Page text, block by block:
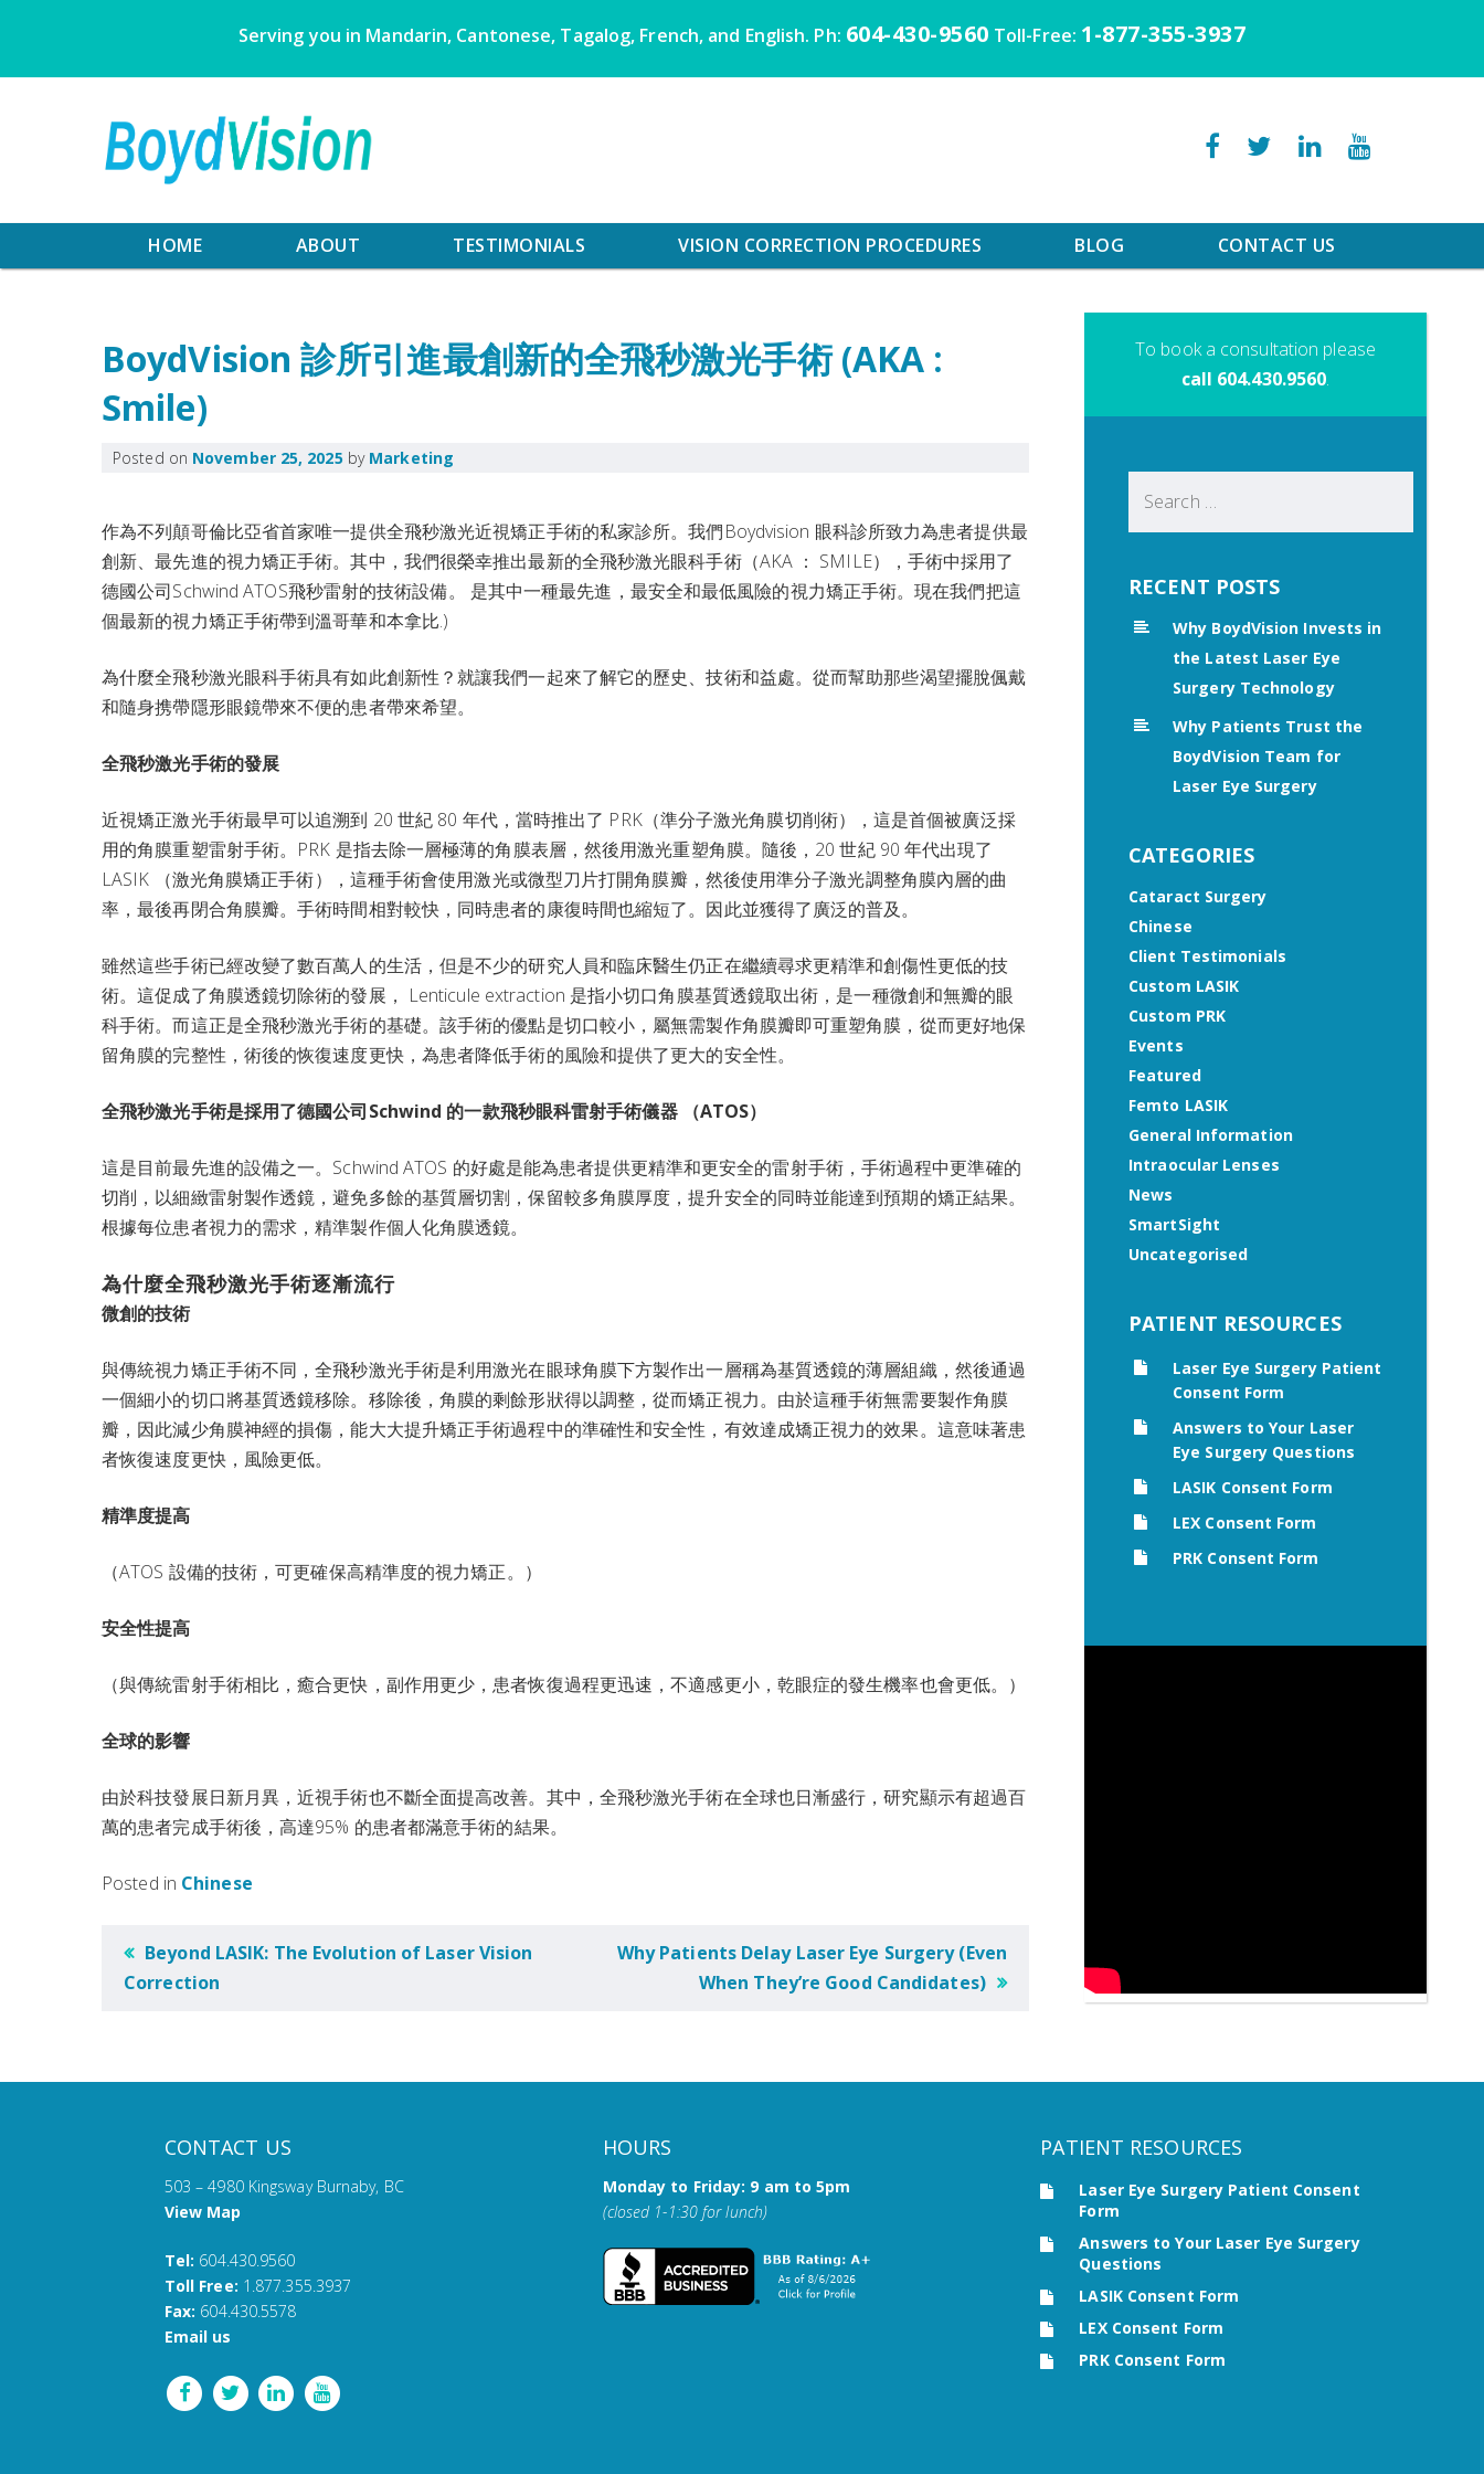
content
Serving you in Mandarin, Cantonese, Tagalog, French, and English. Ph: 604-430-9560 Toll-Free: 1-877-355-3937
HOME ABOUT TESTIMONIALS VISION CORRECTION PROCEDURES BLOG CONTACT US
BoydVision 診所引進最創新的全飛秒激光手術 (AKA :
Smile)
Posted on November 25, 2025 by Marketing
作為不列顛哥倫比亞省首家唯一提供全飛秒激光近視矯正手術的私家診所。我們Boydvision 眼科診所致力為患者提供最
創新、最先進的視力矯正手術。其中，我們很榮幸推出最新的全飛秒激光眼科手術（AKA ： SMILE），手術中採用了
德國公司Schwind ATOS飛秒雷射的技術設備。 是其中一種最先進，最安全和最低風險的視力矯正手術。現在我們把這
個最新的視力矯正手術帶到溫哥華和本拿比.)
為什麼全飛秒激光眼科手術具有如此創新性？就讓我們一起來了解它的歷史、技術和益處。從而幫助那些渴望擺脫偑戴
和隨身携帶隱形眼鏡帶來不便的患者帶來希望。
全飛秒激光手術的發展
近視矯正激光手術最早可以追溯到 20 世紀 80 年代，當時推出了 PRK（準分子激光角膜切削術），這是首個被廣泛採
用的角膜重塑雷射手術。PRK 是指去除一層極薄的角膜表層，然後用激光重塑角膜。隨後，20 世紀 90 年代出現了
LASIK （激光角膜矯正手術），這種手術會使用激光或微型刀片打開角膜瓣，然後使用準分子激光調整角膜內層的曲
率，最後再閉合角膜瓣。手術時間相對較快，同時患者的康復時間也縮短了。因此並獲得了廣泛的普及。
雖然這些手術已經改變了數百萬人的生活，但是不少的研究人員和臨床醫生仍正在繼續尋求更精準和創傷性更低的技
術。這促成了角膜透鏡切除術的發展， Lenticule extraction 是指小切口角膜基質透鏡取出術，是一種微創和無瓣的眼
科手術。而這正是全飛秒激光手術的基礎。該手術的優點是切口較小，屬無需製作角膜瓣即可重塑角膜，從而更好地保
留角膜的完整性，術後的恢復速度更快，為患者降低手術的風險和提供了更大的安全性。
全飛秒激光手術是採用了德國公司Schwind 的一款飛秒眼科雷射手術儀器 （ATOS）
這是目前最先進的設備之一。Schwind ATOS 的好處是能為患者提供更精準和更安全的雷射手術，手術過程中更準確的
切削，以細緻雷射製作透鏡，避免多餘的基質層切割，保留較多角膜厚度，提升安全的同時並能達到預期的矯正結果。
根據每位患者視力的需求，精準製作個人化角膜透鏡。
為什麼全飛秒激光手術逐漸流行
微創的技術
與傳統視力矯正手術不同，全飛秒激光手術是利用激光在眼球角膜下方製作出一層稱為基質透鏡的薄層組織，然後通過
一個細小的切口將基質透鏡移除。移除後，角膜的剩餘形狀得以調整，從而矯正視力。由於這種手術無需要製作角膜
瓣，因此減少角膜神經的損傷，能大大提升矯正手術過程中的準確性和安全性，有效達成矯正視力的效果。這意味著患
者恢復速度更快，風險更低。
精準度提高
（ATOS 設備的技術，可更確保高精準度的視力矯正。）
安全性提高
（與傳統雷射手術相比，癒合更快，副作用更少，患者恢復過程更迅速，不適感更小，乾眼症的發生機率也會更低。）
全球的影響
由於科技發展日新月異，近視手術也不斷全面提高改善。其中，全飛秒激光手術在全球也日漸盛行，研究顯示有超過百
萬的患者完成手術後，高達95% 的患者都滿意手術的結果。
Posted in Chinese
POST
NAVIGATION
Beyond LASIK: The Evolution of Laser Vision
Correction
Why Patients Delay Laser Eye Surgery (Even
When They’re Good Candidates)
To book a consultation please
call 604.430.9560.
for:
RECENT POSTS
Why BoydVision Invests in
the Latest Laser Eye
Surgery Technology
Why Patients Trust the
BoydVision Team for
Laser Eye Surgery
CATEGORIES
Cataract Surgery
Chinese
Client Testimonials
Custom LASIK
Custom PRK
Events
Featured
Femto LASIK
General Information
Intraocular Lenses
News
SmartSight
Uncategorised
PATIENT RESOURCES
Laser Eye Surgery Patient
Consent Form
Answers to Your Laser
Eye Surgery Questions
LASIK Consent Form
LEX Consent Form
PRK Consent Form
CONTACT US
503 – 4980 Kingsway Burnaby, BC
View Map
Tel: 604.430.9560
Toll Free: 1.877.355.3937
Fax: 604.430.5578
Email us
HOURS
Monday to Friday: 9 am to 5pm
(closed 1-1:30 for lunch)
PATIENT RESOURCES
Laser Eye Surgery Patient Consent
Form
Answers to Your Laser Eye Surgery
Questions
LASIK Consent Form
LEX Consent Form
PRK Consent Form